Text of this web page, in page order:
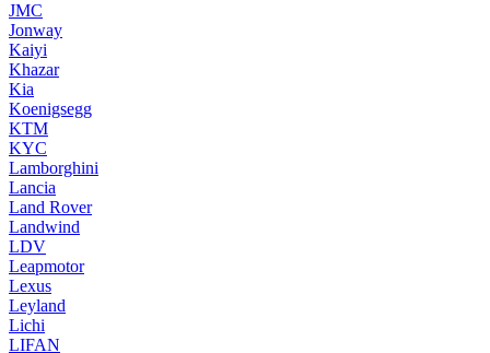
JMC
Jonway
Kaiyi
Khazar
Kia
Koenigsegg
KTM
KYC
Lamborghini
Lancia
Land Rover
Landwind
LDV
Leapmotor
Lexus
Leyland
Lichi
LIFAN